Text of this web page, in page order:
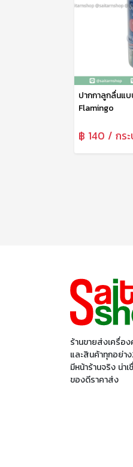
ปากกาลูกลื่นแ
Flamingo
฿ 140 / กร
ร้านขายส่งเครื่อ
และสินค้าทุกอย่า
มีหน้าร้านจริง น่า
ของดีราคาส่ง